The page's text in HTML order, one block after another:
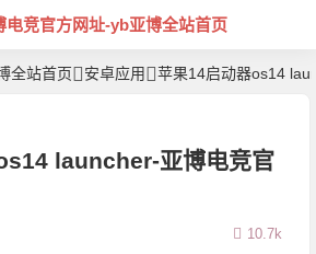
电竞官方网址-yb亚博全站首页
全站首页 安卓应用 苹果14启动器os14
launcher-亚博电竞官
10.7k